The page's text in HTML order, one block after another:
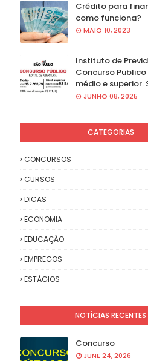
Crédito para
como funciona?
MAIO 10, 2023
Instituto de
Concurso
médio e superior.
JUNHO 08, 2025
CATEGORIAS
CONCURSOS
CURSOS
DICAS
ECONOMIA
EDUCAÇÃO
EMPREGOS
ESTÁGIOS
NOTÍCIAS RECENTES
Concurso
JUNE 24, 2026